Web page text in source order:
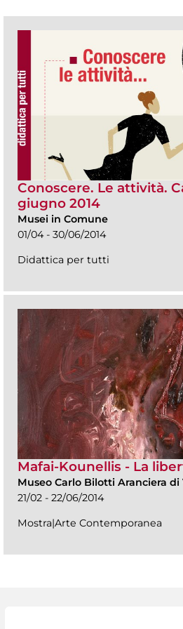
Conoscere. Le attività.
giugno 2014
Musei in Comune
01/04 - 30/06/2014
Didattica per tutti
Mafai-Kounellis - La
Museo Carlo Bilotti Aranciera
21/02 - 22/06/2014
Mostra|Arte Contemporanea